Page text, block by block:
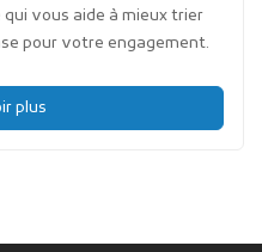
vous aide à mieux trier
pour votre engagement.
plus